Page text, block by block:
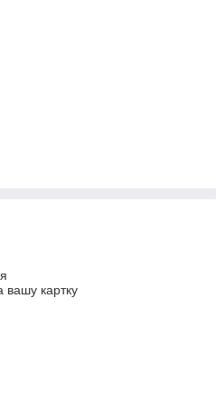
вашу картку